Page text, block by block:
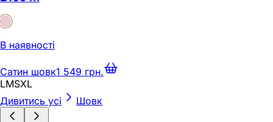
В наявності
Сатин шовк1 549 грн.
LMSXL
Дивитись усі
Шовк